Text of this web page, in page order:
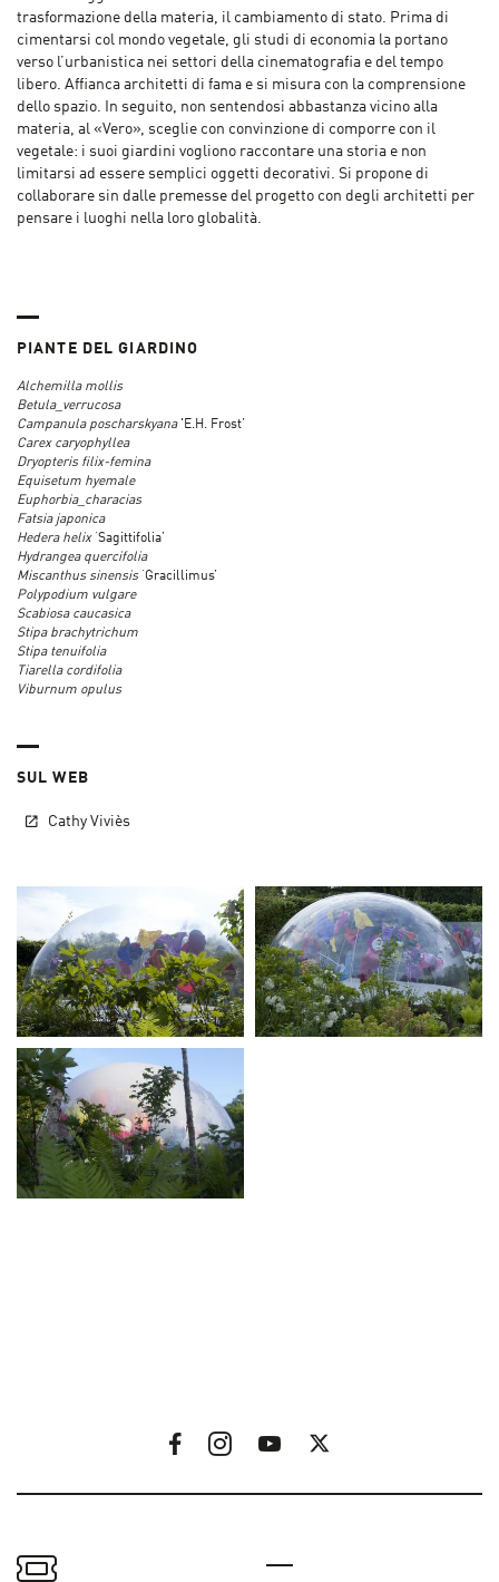
trasformazione della materia, il cambiamento di stato. Prima di
cimentarsi col mondo vegetale, gli studi di economia la portano
verso l’urbanistica nei settori della cinematografia e del tempo
libero. Affianca architetti di fama e si misura con la comprensione
dello spazio. In seguito, non sentendosi abbastanza vicino alla
materia, al «Vero», sceglie con convinzione di comporre con il
vegetale: i suoi giardini vogliono raccontare una storia e non
limitarsi ad essere semplici oggetti decorativi. Si propone di
collaborare sin dalle premesse del progetto con degli architetti per
pensare i luoghi nella loro globalità.
PIANTE DEL GIARDINO
Alchemilla mollis
Betula_verrucosa
Campanula poscharskyana'E.H. Frost’
Carex caryophyllea
Dryopteris filix-femina
Equisetum hyemale
Euphorbia_characias
Fatsia japonica
Hedera helix‘Sagittifolia’
Hydrangea quercifolia
Miscanthus sinensis‘Gracillimus’
Polypodium vulgare
Scabiosa caucasica
Stipa brachytrichum
Stipa tenuifolia
Tiarella cordifolia
Viburnum opulus
SUL WEB
Cathy Viviès